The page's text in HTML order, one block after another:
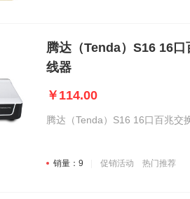
腾达（Tenda）S16 16
线器
￥114.00
腾达（Tenda）S16 16口百兆交
销量：9 促销活动 热门推荐